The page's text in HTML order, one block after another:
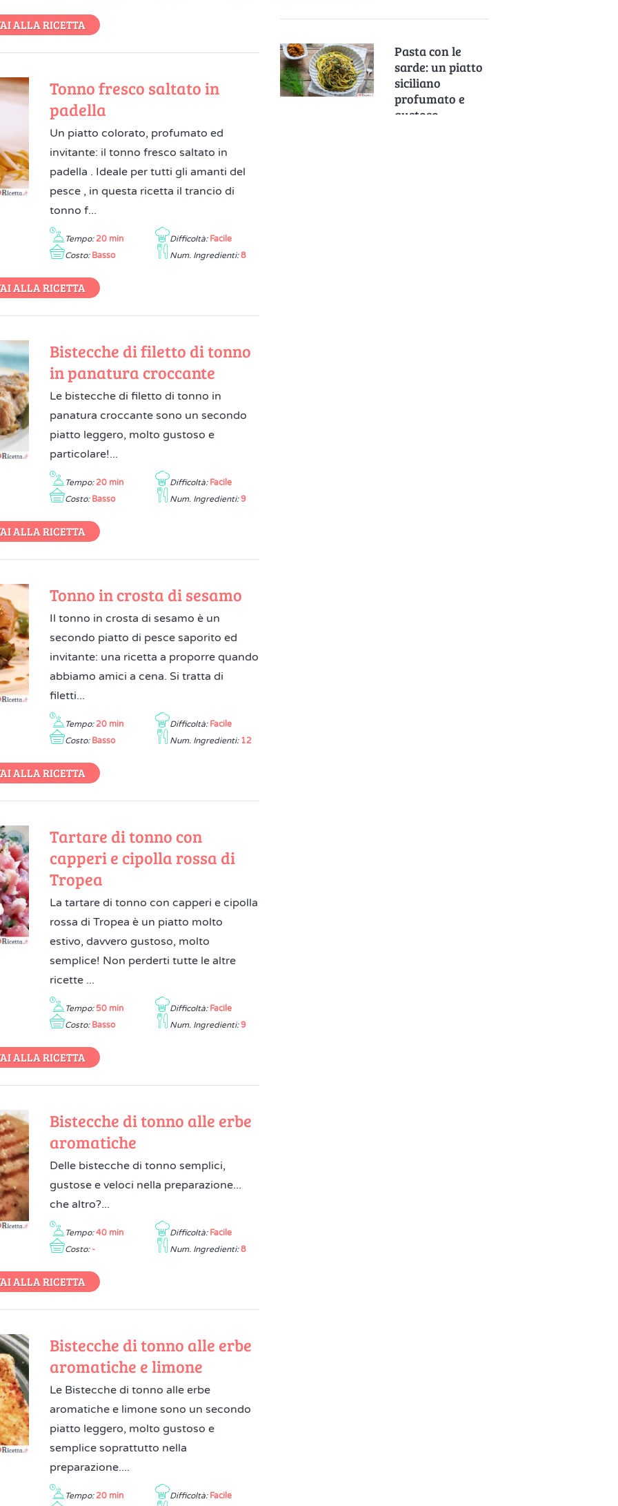
ALLA RICETTA
Tonno fresco saltato in
padella
Un piatto colorato, profumato ed
invitante: il tonno fresco saltato in
padella . Ideale per tutti gli amanti del
pesce , in questa ricetta il trancio di
tonno f...
Tempo: 20 min Difficoltà: Facile
Costo: Basso Num. Ingredienti: 8
ALLA RICETTA
Bistecche di filetto di tonno
in panatura croccante
Le bistecche di filetto di tonno in
panatura croccante sono un secondo
piatto leggero, molto gustoso e
particolare!...
Tempo: 20 min Difficoltà: Facile
Costo: Basso Num. Ingredienti: 9
ALLA RICETTA
Tonno in crosta di sesamo
Il tonno in crosta di sesamo è un
secondo piatto di pesce saporito ed
invitante: una ricetta a proporre quando
abbiamo amici a cena. Si tratta di
filetti...
Tempo: 20 min Difficoltà: Facile
Costo: Basso Num. Ingredienti: 12
ALLA RICETTA
Tartare di tonno con
capperi e cipolla rossa di
Tropea
La tartare di tonno con capperi e cipolla
rossa di Tropea è un piatto molto
estivo, davvero gustoso, molto
semplice! Non perderti tutte le altre
ricette ...
Tempo: 50 min Difficoltà: Facile
Costo: Basso Num. Ingredienti: 9
ALLA RICETTA
Bistecche di tonno alle erbe
aromatiche
Delle bistecche di tonno semplici,
gustose e veloci nella preparazione...
che altro?...
Tempo: 40 min Difficoltà: Facile
Costo: - Num. Ingredienti: 8
ALLA RICETTA
Bistecche di tonno alle erbe
aromatiche e limone
Le Bistecche di tonno alle erbe
aromatiche e limone sono un secondo
piatto leggero, molto gustoso e
semplice soprattutto nella
preparazione....
Tempo: 20 min Difficoltà: Facile
Pasta con le
sarde: un piatto
siciliano
profumato e
gustoso